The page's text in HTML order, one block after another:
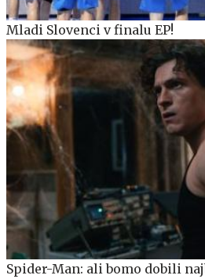
Mladi Slovenci v finalu EP!
Spider-Man: ali bomo dobili